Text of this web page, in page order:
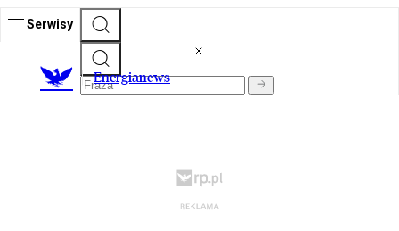
Serwisy
Energianews